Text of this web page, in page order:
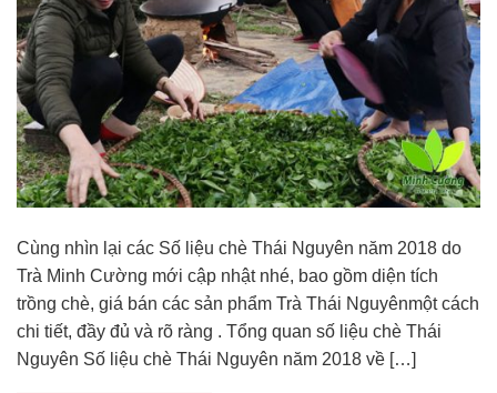
Cùng nhìn lại các Số liệu chè Thái Nguyên năm 2018 do
Trà Minh Cường mới cập nhật nhé, bao gồm diện tích
trồng chè, giá bán các sản phẩm Trà Thái Nguyênmột cách
chi tiết, đầy đủ và rõ ràng . Tổng quan số liệu chè Thái
Nguyên Số liệu chè Thái Nguyên năm 2018 về […]